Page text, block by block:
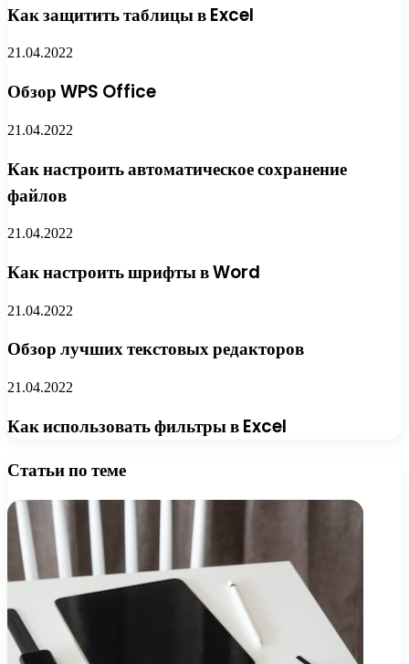
Как защитить таблицы в Excel
21.04.2022
Обзор WPS Office
21.04.2022
Как настроить автоматическое сохранение
файлов
21.04.2022
Как настроить шрифты в Word
21.04.2022
Обзор лучших текстовых редакторов
21.04.2022
Как использовать фильтры в Excel
Статьи по теме